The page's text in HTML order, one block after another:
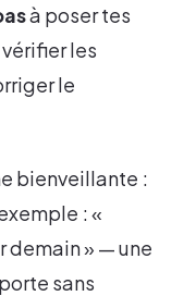
à poser tes
les
le
bienveillante :
: «
demain » — une
sans